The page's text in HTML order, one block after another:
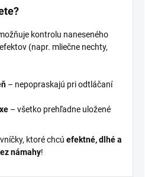
kontrolu naneseného
(napr. mliečne nechty,
– nepopraskajú pri odtláčaní
– všetko prehľadne uložené
ktoré chcú efektné, dlhé a
námahy!